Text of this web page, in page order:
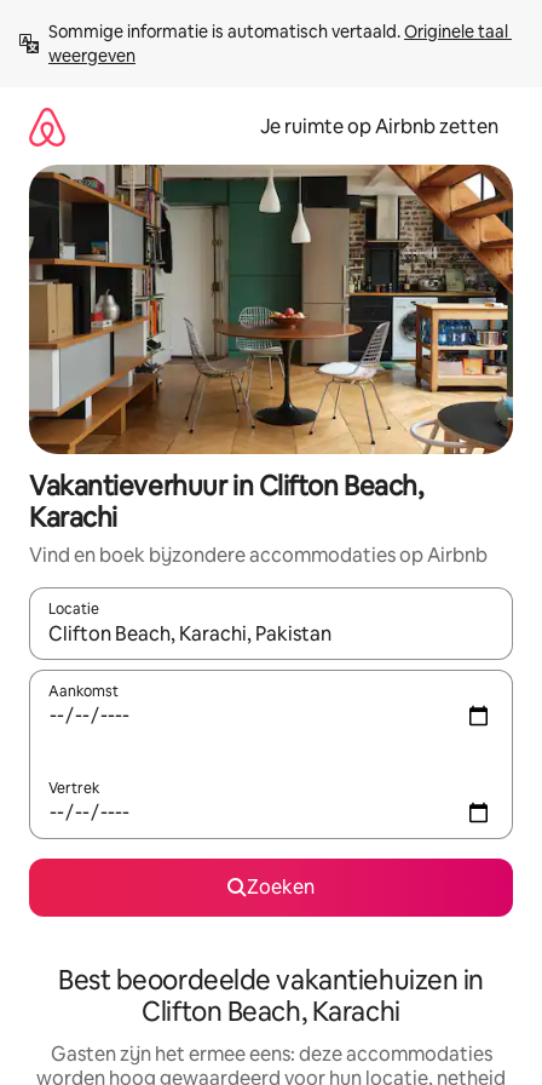
direct
naar
Sommige informatie is automatisch vertaald. Originele taal
weergeven
Je ruimte op Airbnb zetten
Vakantieverhuur in Clifton Beach,
Karachi
Vind en boek bijzondere accommodaties op Airbnb
Locatie
Wanneer er suggesties beschikbaar zijn, maak je een keuze
Aankomst
Vertrek
Zoeken
Best beoordeelde vakantiehuizen in
Clifton Beach, Karachi
Gasten zijn het ermee eens: deze accommodaties
worden hoog gewaardeerd voor hun locatie, netheid